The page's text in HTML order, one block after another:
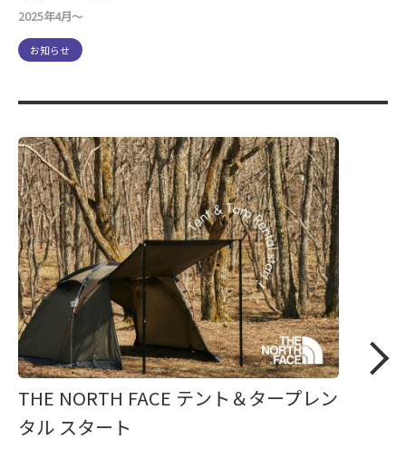
2025年4月～
お知らせ
THE NORTH FACE テント＆タープレン
タル スタート